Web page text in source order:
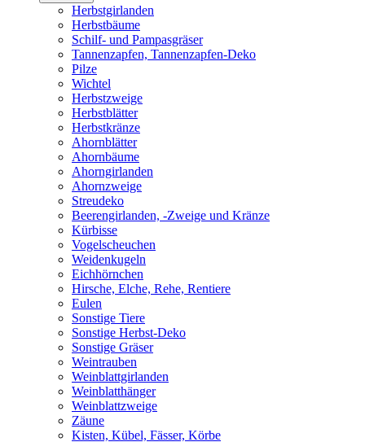
Herbstgirlanden
Herbstbäume
Schilf- und Pampasgräser
Tannenzapfen, Tannenzapfen-Deko
Pilze
Wichtel
Herbstzweige
Herbstblätter
Herbstkränze
Ahornblätter
Ahornbäume
Ahorngirlanden
Ahornzweige
Streudeko
Beerengirlanden, -Zweige und Kränze
Kürbisse
Vogelscheuchen
Weidenkugeln
Eichhörnchen
Hirsche, Elche, Rehe, Rentiere
Eulen
Sonstige Tiere
Sonstige Herbst-Deko
Sonstige Gräser
Weintrauben
Weinblattgirlanden
Weinblatthänger
Weinblattzweige
Zäune
Kisten, Kübel, Fässer, Körbe